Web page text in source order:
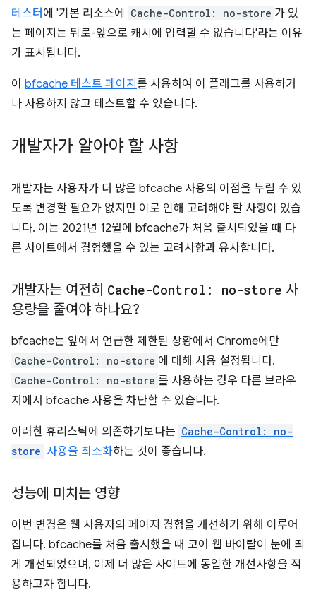
테스터 에 '기본 리소스에 Cache-Control: no-store 가 있
는 페이지는 뒤로-앞으로 캐시에 입력할 수 없습니다'라는 이유
가 표시됩니다.
이 bfcache 테스트 페이지 를 사용하여 이 플래그를 사용하거
나 사용하지 않고 테스트할 수 있습니다.
개발자가 알아야 할 사항
개발자는 사용자가 더 많은 bfcache 사용의 이점을 누릴 수 있
도록 변경할 필요가 없지만 이로 인해 고려해야 할 사항이 있습
니다. 이는 2021년 12월에 bfcache가 처음 출시되었을 때 다
른 사이트에서 경험했을 수 있는 고려사항과 유사합니다.
개발자는 여전히 Cache-Control: no-store 사
용량을 줄여야 하나요?
bfcache는 앞에서 언급한 제한된 상황에서 Chrome에만
Cache-Control: no-store 에 대해 사용 설정됩니다.
Cache-Control: no-store 를 사용하는 경우 다른 브라우
저에서 bfcache 사용을 차단할 수 있습니다.
이러한 휴리스틱에 의존하기보다는 Cache-Control: no-
store 사용을 최소화하는 것이 좋습니다.
성능에 미치는 영향
이번 변경은 웹 사용자의 페이지 경험을 개선하기 위해 이루어
집니다. bfcache를 처음 출시했을 때 코어 웹 바이탈이 눈에 띄
게 개선되었으며, 이제 더 많은 사이트에 동일한 개선사항을 적
용하고자 합니다.